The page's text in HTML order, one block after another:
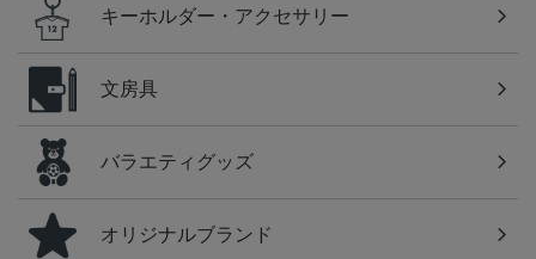
キーホルダー・アクセサリー
文房具
バラエティグッズ
オリジナルブランド